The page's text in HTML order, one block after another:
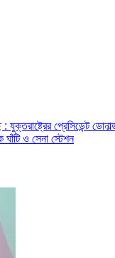
যুক্তরাষ্ট্রের প্রেসিডেন্ট
ঘাঁটি ও সেনা স্টেশন